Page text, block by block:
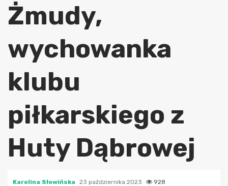
Żmudy,
wychowanka
klubu
piłkarskiego z
Huty Dąbrowej
Karolina Słowińska 23 października 2023 928